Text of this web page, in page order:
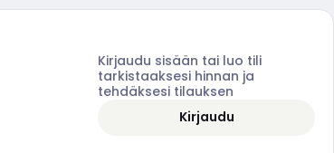
Kirjaudu sisään tai luo tili
tarkistaaksesi hinnan ja
tehdäksesi tilauksen
Kirjaudu